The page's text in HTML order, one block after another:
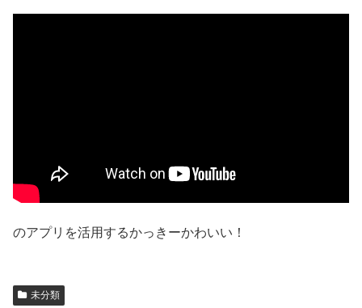
のアプリを活用するかっきーかわいい！
未分類